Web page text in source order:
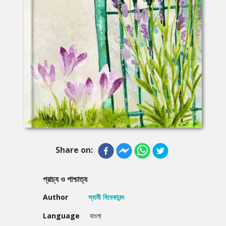
Share on:
প্রাচ্য ও পাশ্চাত্য
Author
স্বামী বিবেকানন্দ
Language
বাংলা